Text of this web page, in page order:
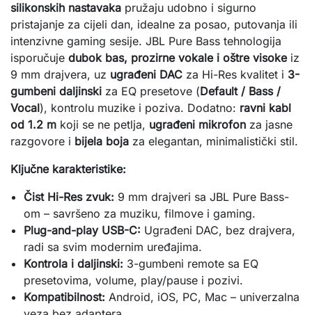
silikonskih nastavaka pružaju udobno i sigurno
pristajanje za cijeli dan, idealne za posao, putovanja ili
intenzivne gaming sesije. JBL Pure Bass tehnologija
isporučuje dubok bas, prozirne vokale i oštre visoke iz
9 mm drajvera, uz ugrađeni DAC za Hi-Res kvalitet i 3-
gumbeni daljinski za EQ presetove (Default / Bass /
Vocal), kontrolu muzike i poziva. Dodatno: ravni kabl
od 1.2 m koji se ne petlja, ugrađeni mikrofon za jasne
razgovore i bijela boja za elegantan, minimalistički stil.
Ključne karakteristike:
Čist Hi-Res zvuk: 9 mm drajveri sa JBL Pure Bass-
om – savršeno za muziku, filmove i gaming.
Plug-and-play USB-C: Ugrađeni DAC, bez drajvera,
radi sa svim modernim uređajima.
Kontrola i daljinski: 3-gumbeni remote sa EQ
presetovima, volume, play/pause i pozivi.
Kompatibilnost: Android, iOS, PC, Mac – univerzalna